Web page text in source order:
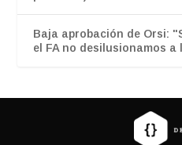
Baja aprobación de Orsi:
el FA no desilusionamos